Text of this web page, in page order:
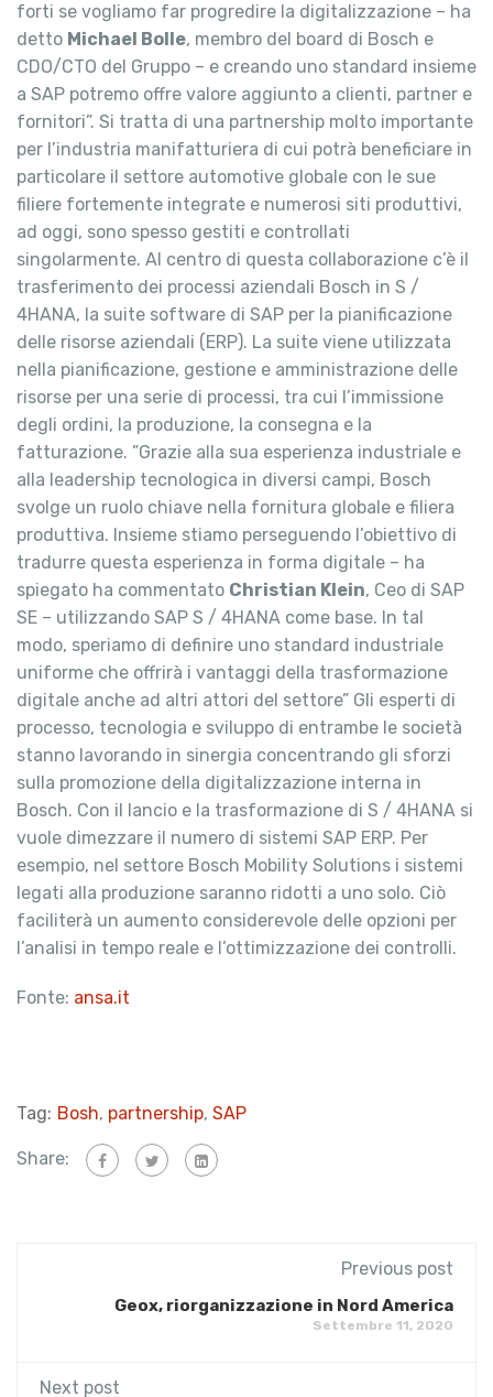
forti se vogliamo far progredire la digitalizzazione – ha
detto Michael Bolle, membro del board di Bosch e
CDO/CTO del Gruppo – e creando uno standard insieme
a SAP potremo offre valore aggiunto a clienti, partner e
fornitori”. Si tratta di una partnership molto importante
per l’industria manifatturiera di cui potrà beneficiare in
particolare il settore automotive globale con le sue
filiere fortemente integrate e numerosi siti produttivi,
ad oggi, sono spesso gestiti e controllati
singolarmente. Al centro di questa collaborazione c’è il
trasferimento dei processi aziendali Bosch in S /
4HANA, la suite software di SAP per la pianificazione
delle risorse aziendali (ERP). La suite viene utilizzata
nella pianificazione, gestione e amministrazione delle
risorse per una serie di processi, tra cui l’immissione
degli ordini, la produzione, la consegna e la
fatturazione. ”Grazie alla sua esperienza industriale e
alla leadership tecnologica in diversi campi, Bosch
svolge un ruolo chiave nella fornitura globale e filiera
produttiva. Insieme stiamo perseguendo l’obiettivo di
tradurre questa esperienza in forma digitale – ha
spiegato ha commentato Christian Klein, Ceo di SAP
SE – utilizzando SAP S / 4HANA come base. In tal
modo, speriamo di definire uno standard industriale
uniforme che offrirà i vantaggi della trasformazione
digitale anche ad altri attori del settore” Gli esperti di
processo, tecnologia e sviluppo di entrambe le società
stanno lavorando in sinergia concentrando gli sforzi
sulla promozione della digitalizzazione interna in
Bosch. Con il lancio e la trasformazione di S / 4HANA si
vuole dimezzare il numero di sistemi SAP ERP. Per
esempio, nel settore Bosch Mobility Solutions i sistemi
legati alla produzione saranno ridotti a uno solo. Ciò
faciliterà un aumento considerevole delle opzioni per
l’analisi in tempo reale e l’ottimizzazione dei controlli.
Fonte: ansa.it
Tag: Bosh, partnership, SAP
Share:
Previous post
Geox, riorganizzazione in Nord America
Settembre 11, 2020
Next post